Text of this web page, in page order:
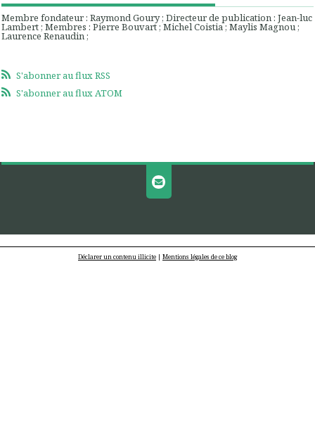
Membre fondateur : Raymond Goury ; Directeur de publication : Jean-luc
Lambert ; Membres : Pierre Bouvart ; Michel Coistia ; Maylis Magnou ;
Laurence Renaudin ;
S'abonner au flux RSS
S'abonner au flux ATOM
Déclarer un contenu illicite | Mentions légales de ce blog